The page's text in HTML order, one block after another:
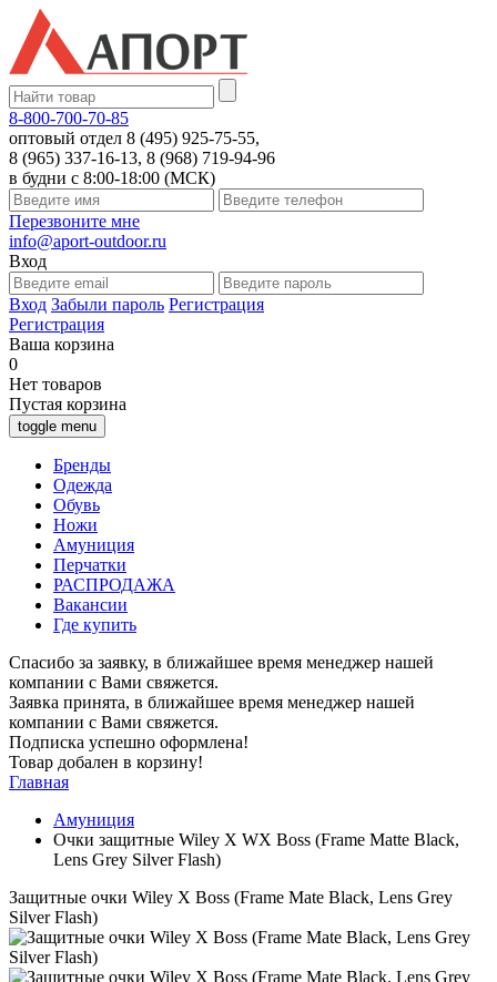
8-800-700-70-85
оптовый отдел 8 (495) 925-75-55,
8 (965) 337-16-13, 8 (968) 719-94-96
в будни с 8:00-18:00 (МСК)
Перезвоните мне
info@aport-outdoor.ru
Вход
Вход Забыли пароль Регистрация
Регистрация
Ваша корзина
0
Нет товаров
Пустая корзина
toggle menu
Бренды
Одежда
Обувь
Ножи
Амуниция
Перчатки
РАСПРОДАЖА
Вакансии
Где купить
Спасибо за заявку, в ближайшее время менеджер нашей
компании с Вами свяжется.
Заявка принята, в ближайшее время менеджер нашей
компании с Вами свяжется.
Подписка успешно оформлена!
Товар добален в корзину!
Главная
Амуниция
Очки защитные Wiley X WX Boss (Frame Matte Black,
Lens Grey Silver Flash)
Защитные очки Wiley X Boss (Frame Mate Black, Lens Grey
Silver Flash)